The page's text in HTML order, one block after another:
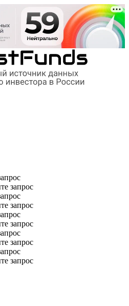
запрос
запрос
запрос
запрос
запрос